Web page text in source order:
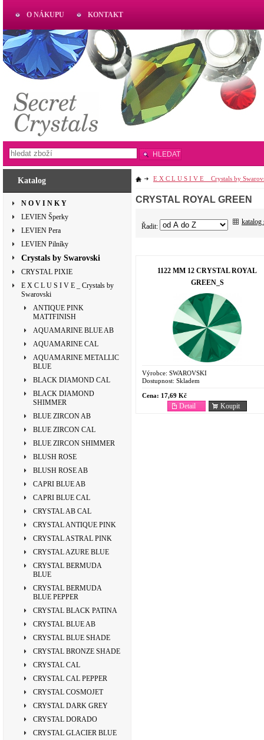
Katalog
N O V I N K Y
LEVIEN Šperky
LEVIEN Pera
LEVIEN Pilníky
Crystals by Swarovski
CRYSTAL PIXIE
E X C L U S I V E _ Crystals by
Swarovski
ANTIQUE PINK
MATTFINISH
AQUAMARINE BLUE AB
AQUAMARINE CAL
AQUAMARINE METALLIC
BLUE
BLACK DIAMOND CAL
BLACK DIAMOND
SHIMMER
BLUE ZIRCON AB
BLUE ZIRCON CAL
BLUE ZIRCON SHIMMER
BLUSH ROSE
BLUSH ROSE AB
CAPRI BLUE AB
CAPRI BLUE CAL
CRYSTAL AB CAL
CRYSTAL ANTIQUE PINK
CRYSTAL ASTRAL PINK
CRYSTAL AZURE BLUE
CRYSTAL BERMUDA
BLUE
CRYSTAL BERMUDA
BLUE PEPPER
CRYSTAL BLACK PATINA
CRYSTAL BLUE AB
CRYSTAL BLUE SHADE
CRYSTAL BRONZE SHADE
CRYSTAL CAL
CRYSTAL CAL PEPPER
CRYSTAL COSMOJET
CRYSTAL DARK GREY
CRYSTAL DORADO
CRYSTAL GLACIER BLUE
E X C L U S I V E _ Crystals by
CRYSTAL ROYAL GREEN
Řadit:
katalog
1122 MM 12 CRYSTAL ROYAL
GREEN_S
Výrobce: SWAROVSKI
Dostupnost: Skladem
Cena: 17,69 Kč
Koupit
Detail
O NÁKUPU KONTAKT
AKTUAL
www.aktual-koralky.cz
HLEDAT